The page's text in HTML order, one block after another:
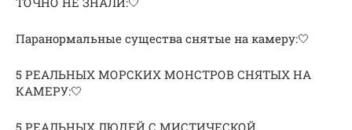
Паранормальные существа снятые на камеру:🤍
5 РЕАЛЬНЫХ МОРСКИХ МОНСТРОВ СНЯТЫХ НА
КАМЕРУ:🤍
5 РЕАЛЬНЫХ ЛЮДЕЙ С МИСТИЧЕСКОЙ